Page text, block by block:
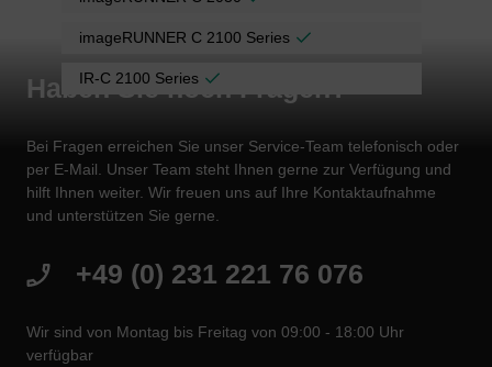
imageRUNNER C 2100 Series
IR-C 2100 Series
Haben Sie noch Fragen?
Bei Fragen erreichen Sie unser Service-Team telefonisch oder
per E-Mail. Unser Team steht Ihnen gerne zur Verfügung und
hilft Ihnen weiter. Wir freuen uns auf Ihre Kontaktaufnahme
und unterstützen Sie gerne.
+49 (0) 231 221 76 076
Wir sind von Montag bis Freitag von 09:00 - 18:00 Uhr
verfügbar